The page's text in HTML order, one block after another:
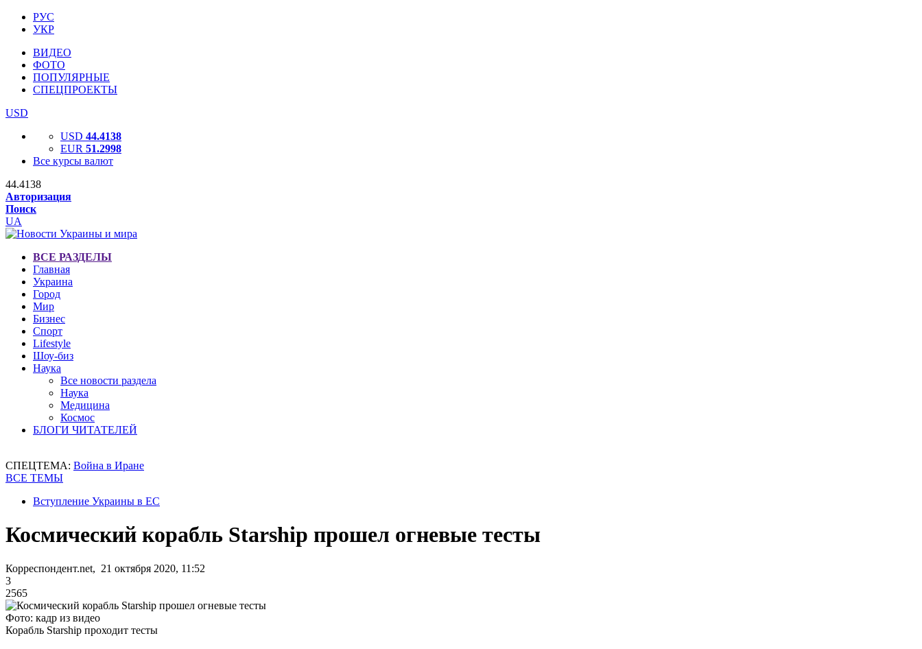
РУС
УКР
ВИДЕО
ФОТО
ПОПУЛЯРНЫЕ
СПЕЦПРОЕКТЫ
USD
USD 44.4138
EUR 51.2998
Все курсы валют
44.4138
Авторизация
Поиск
UA
ВСЕ РАЗДЕЛЫ
Главная
Украина
Город
Мир
Бизнес
Спорт
Lifestyle
Шоу-биз
Наука
Все новости раздела
Наука
Медицина
Космос
БЛОГИ ЧИТАТЕЛЕЙ
СПЕЦТЕМА: Война в Иране
ВСЕ ТЕМЫ
Вступление Украины в ЕС
Космический корабль Starship прошел огневые тесты
Корреспондент.net, 21 октября 2020, 11:52
3
2565
Фото: кадр из видео
Корабль Starship проходит тесты